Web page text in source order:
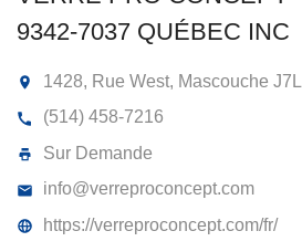
VERRE PRO CONCEPT
9342-7037 QUÉBEC INC